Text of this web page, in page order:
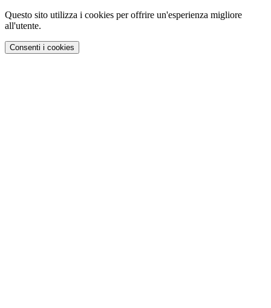
Questo sito utilizza i cookies per offrire un'esperienza migliore
all'utente.
Consenti i cookies